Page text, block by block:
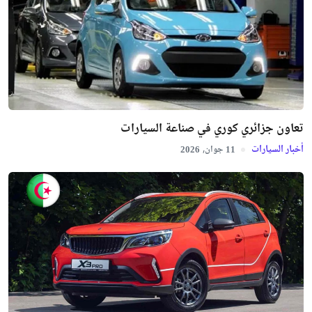
تعاون جزائري كوري في صناعة السيارات
أخبار السيارات 11 جوان, 2026